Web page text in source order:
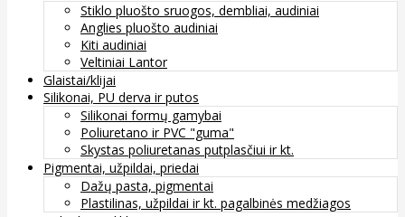
Stiklo pluošto sruogos, dembliai, audiniai
Anglies pluošto audiniai
Kiti audiniai
Veltiniai Lantor
Glaistai/klijai
Silikonai, PU derva ir putos
Silikonai formų gamybai
Poliuretano ir PVC "guma"
Skystas poliuretanas putplasčiui ir kt.
Pigmentai, užpildai, priedai
Dažų pasta, pigmentai
Plastilinas, užpildai ir kt. pagalbinės medžiagos